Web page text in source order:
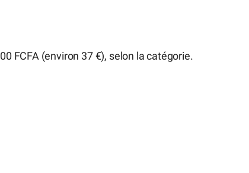
FCFA (environ 37 €), selon la catégorie.